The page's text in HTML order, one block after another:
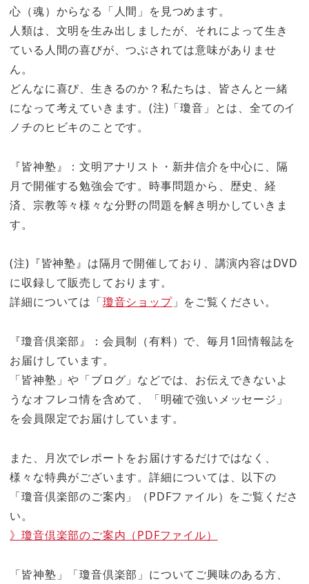
心（魂）からなる「人間」を見つめます。
人類は、文明を生み出しましたが、それによって生き
ている人間の喜びが、つぶされては意味がありませ
ん。
どんなに喜び、生きるのか？私たちは、皆さんと一緒
になって考えていきます。(注)「瓊音」とは、全てのイ
ノチのヒビキのことです。
『皆神塾』：文明アナリスト・新井信介を中心に、隔
月で開催する勉強会です。時事問題から、歴史、経
済、宗教等々様々な分野の問題を解き明かしていきま
す。
(注)『皆神塾』は隔月で開催しており、講演内容はDVD
に収録して販売しております。
詳細については「瓊音ショップ」をご覧ください。
『瓊音倶楽部』：会員制（有料）で、毎月1回情報誌を
お届けしています。
「皆神塾」や「ブログ」などでは、お伝えできないよ
うなオフレコ情を含めて、「明確で強いメッセージ」
を会員限定でお届けしています。
また、月次でレポートをお届けするだけではなく、
様々な特典がございます。詳細については、以下の
「瓊音倶楽部のご案内」（PDFファイル）をご覧くださ
い。
》瓊音倶楽部のご案内（PDFファイル）
「皆神塾」「瓊音倶楽部」についてご興味のある方、